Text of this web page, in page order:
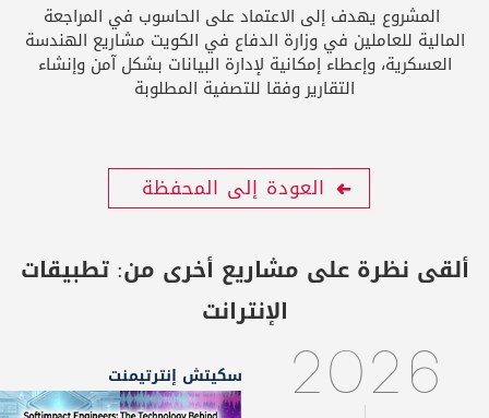
المشروع يهدف إلى الاعتماد على الحاسوب في المراجعة
المالية للعاملين في وزارة الدفاع في الكويت مشاريع الهندسة
العسكرية، وإعطاء إمكانية لإدارة البيانات بشكل آمن وإنشاء
التقارير وفقا للتصفية المطلوبة
العودة إلى المحفظة
ألقى نظرة على مشاريع أخرى من:تطبيقات
الإنترانت
2026 سكيتش إنترتيمنت